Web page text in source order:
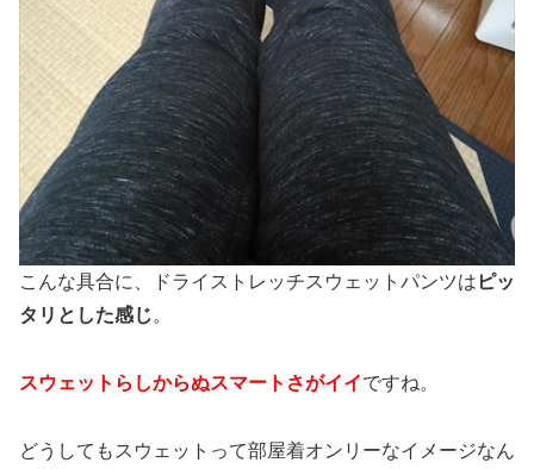
こんな具合に、ドライストレッチスウェットパンツは ピッ
タリとした感じ。
スウェットらしからぬスマートさがイイですね。
どうしてもスウェットって部屋着オンリーなイメージなん